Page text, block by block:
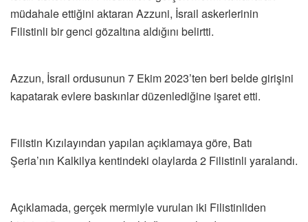
müdahale ettiğini aktaran Azzuni, İsrail askerlerinin
Filistinli bir genci gözaltına aldığını belirtti.
Azzun, İsrail ordusunun 7 Ekim 2023’ten beri belde girişini
kapatarak evlere baskınlar düzenlediğine işaret etti.
Filistin Kızılayından yapılan açıklamaya göre, Batı
Şeria’nın Kalkilya kentindeki olaylarda 2 Filistinli yaralandı.
Açıklamada, gerçek mermiyle vurulan iki Filistinliden